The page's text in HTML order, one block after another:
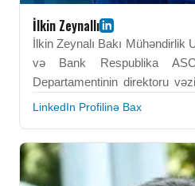
İlkin Zeynallı
İlkin Zeynalı Bakı Mühəndirlik
və Bank Respublika
Departamentinin direktoru
kapitalının idarə edilməsi,
fəaliyyəti HR
uyğunlaşdırılması və
artırılmasına yönəlib. İlkin
LinkedIn Profilinə Bax